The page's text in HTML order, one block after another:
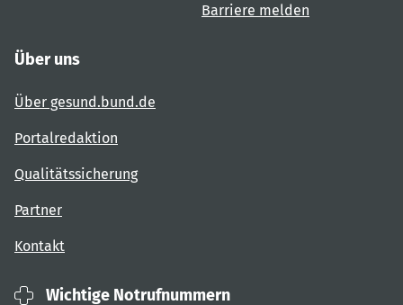
Barriere melden
Über uns
Über gesund.bund.de
Portalredaktion
Qualitätssicherung
Partner
Kontakt
Wichtige Notrufnummern